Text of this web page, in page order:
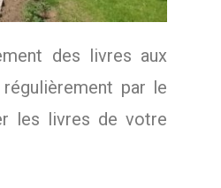
des livres aux
par le
les livres de votre